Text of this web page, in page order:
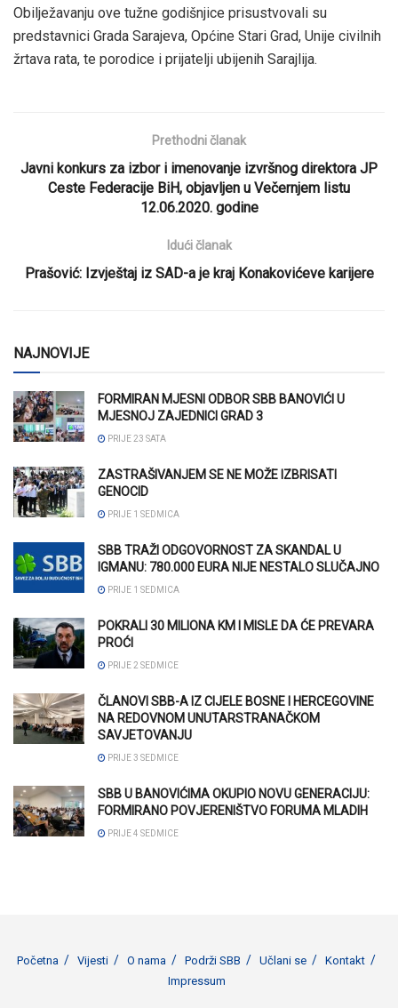
Obilježavanju ove tužne godišnjice prisustvovali su
predstavnici Grada Sarajeva, Općine Stari Grad, Unije civilnih
žrtava rata, te porodice i prijatelji ubijenih Sarajlija.
Prethodni članak
Javni konkurs za izbor i imenovanje izvršnog direktora JP
Ceste Federacije BiH, objavljen u Večernjem listu
12.06.2020. godine
Idući članak
Prašović: Izvještaj iz SAD-a je kraj Konakovićeve karijere
NAJNOVIJE
FORMIRAN MJESNI ODBOR SBB BANOVIĆI U
MJESNOJ ZAJEDNICI GRAD 3
PRIJE 23 SATA
ZASTRAŠIVANJEM SE NE MOŽE IZBRISATI
GENOCID
PRIJE 1 SEDMICA
SBB TRAŽI ODGOVORNOST ZA SKANDAL U
IGMANU: 780.000 EURA NIJE NESTALO SLUČAJNO
PRIJE 1 SEDMICA
POKRALI 30 MILIONA KM I MISLE DA ĆE PREVARA
PROĆI
PRIJE 2 SEDMICE
ČLANOVI SBB-A IZ CIJELE BOSNE I HERCEGOVINE
NA REDOVNOM UNUTARSTRANAČKOM
SAVJETOVANJU
PRIJE 3 SEDMICE
SBB U BANOVIĆIMA OKUPIO NOVU GENERACIJU:
FORMIRANO POVJERENIŠTVO FORUMA MLADIH
PRIJE 4 SEDMICE
Početna Vijesti O nama Podrži SBB Učlani se
Kontakt
Impressum